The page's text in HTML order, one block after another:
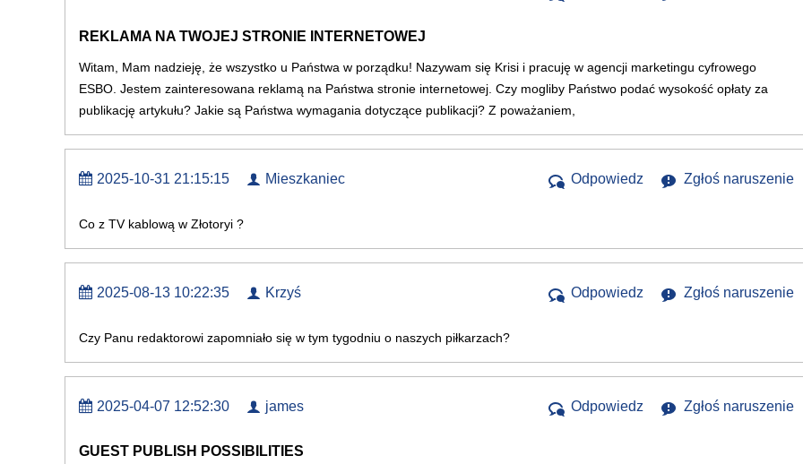
REKLAMA NA TWOJEJ STRONIE INTERNETOWEJ
Witam, Mam nadzieję, że wszystko u Państwa w porządku! Nazywam się Krisi i pracuję w agencji marketingu cyfrowego
ESBO. Jestem zainteresowana reklamą na Państwa stronie internetowej. Czy mogliby Państwo podać wysokość opłaty za
publikację artykułu? Jakie są Państwa wymagania dotyczące publikacji? Z poważaniem,
2025-10-31 21:15:15 Mieszkaniec Odpowiedz Zgłoś naruszenie
Co z TV kablową w Złotoryi ?
2025-08-13 10:22:35 Krzyś Odpowiedz Zgłoś naruszenie
Czy Panu redaktorowi zapomniało się w tym tygodniu o naszych piłkarzach?
2025-04-07 12:52:30 james Odpowiedz Zgłoś naruszenie
GUEST PUBLISH POSSIBILITIES